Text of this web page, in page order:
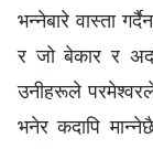
भन्नेबारे वास्ता
र जो बेकार र
उनीहरूले
भनेर कदापि